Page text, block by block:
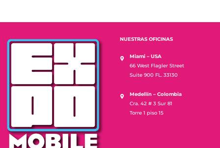
NUESTRAS OFICINAS
Miami – USA
66 West Flagler Street
Suite 900 FL. 33130
Medellín – Colombia
Cra. 42 # 3 Sur 81
Torre 1 piso 15